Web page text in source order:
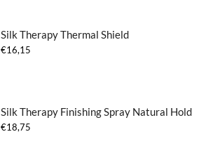
Silk Therapy Thermal Shield
€16,15
Silk Therapy Finishing Spray Natural Hold
€18,75